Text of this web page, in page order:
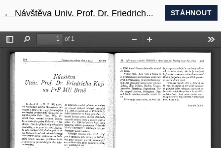
← Návrat na podrobnosti článku
Návštěva Univ. Prof. Dr. Friedricha Koji na PrF MU v Brně STÁHNOUT